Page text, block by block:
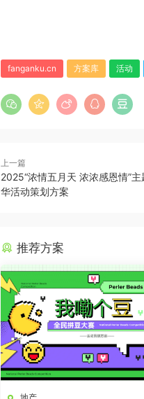
fanganku.cn 方案库 活动
上一篇
2025“浓情五月天 浓浓感恩情”
华活动策划方案
推荐方案